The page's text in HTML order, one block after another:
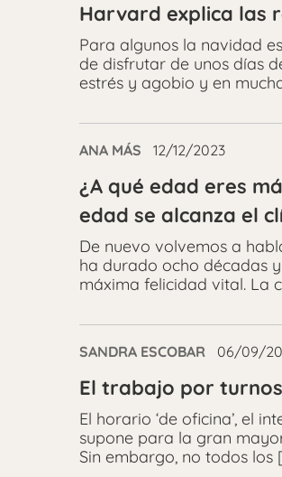
Harvard explica las
Para algunos la navidad
de disfrutar de unos días
estrés y agobio y en
ANA MÁS 12/12/2023
¿A qué edad eres
edad se alcanza el
De nuevo volvemos a
ha durado ocho décadas
máxima felicidad vital. La
SANDRA ESCOBAR 06/09/
El trabajo por
El horario ‘de oficina’, el
supone para la gran
Sin embargo, no todos los